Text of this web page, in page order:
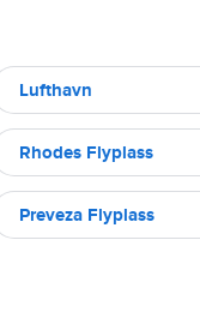
Lufthavn
Rhodes Flyplass
Preveza Flyplass